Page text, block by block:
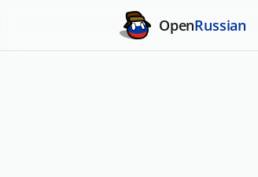
OpenRussian